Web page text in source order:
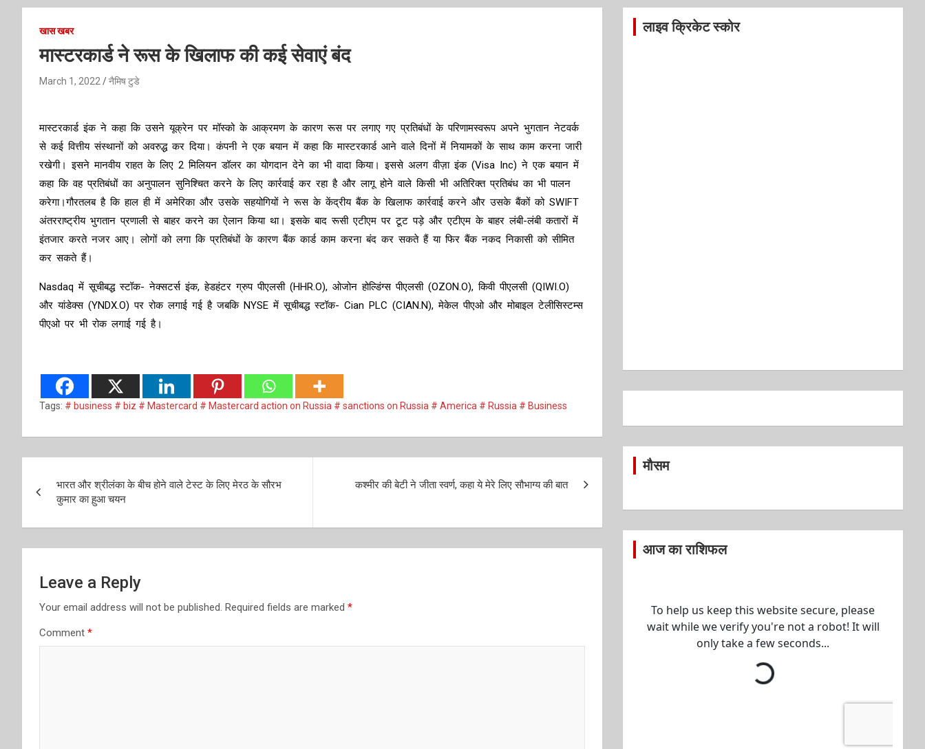
खास खबर
मास्टरकार्ड ने रूस के खिलाफ की कई सेवाएं बंद
March 1, 2022 नैमिष टुडे
मास्टरकार्ड इंक ने कहा कि उसने यूक्रेन पर मॉस्को के आक्रमण के कारण रूस पर लगाए गए प्रतिबंधों के परिणामस्वरूप अपने भुगतान नेटवर्क
से कई वित्तीय संस्थानों को अवरुद्ध कर दिया। कंपनी ने एक बयान में कहा कि मास्टरकार्ड आने वाले दिनों में नियामकों के साथ काम करना जारी
रखेगी। इसने मानवीय राहत के लिए 2 मिलियन डॉलर का योगदान देने का भी वादा किया। इससे अलग वीज़ा इंक (Visa Inc) ने एक बयान में
कहा कि वह प्रतिबंधों का अनुपालन सुनिश्चित करने के लिए कार्रवाई कर रहा है और लागू होने वाले किसी भी अतिरिक्त प्रतिबंध का भी पालन
करेगा।गौरतलब है कि हाल ही में अमेरिका और उसके सहयोगियों ने रूस के केंद्रीय बैंक के खिलाफ कार्रवाई करने और उसके बैंकों को SWIFT
अंतरराष्ट्रीय भुगतान प्रणाली से बाहर करने का ऐलान किया था। इसके बाद रूसी एटीएम पर टूट पड़े और एटीएम के बाहर लंबी-लंबी कतारों में
इंतजार करते नजर आए। लोगों को लगा कि प्रतिबंधों के कारण बैंक कार्ड काम करना बंद कर सकते हैं या फिर बैंक नकद निकासी को सीमित
कर सकते हैं।
Nasdaq में सूचीबद्ध स्टॉक- नेक्सटर्स इंक, हेडहंटर ग्रुप पीएलसी (HHR.O), ओजोन होल्डिंग्स पीएलसी (OZON.O), किवी पीएलसी (QIWI.O)
और यांडेक्स (YNDX.O) पर रोक लगाई गई है जबकि NYSE में सूचीबद्ध स्टॉक- Cian PLC (CIAN.N), मेकेल पीएओ और मोबाइल टेलीसिस्टम्स
पीएओ पर भी रोक लगाई गई है।
Tags: # business # biz # Mastercard # Mastercard action on Russia # sanctions on Russia # America # Russia # Business
navigation
भारत और श्रीलंका के बीच होने वाले टेस्ट के लिए मेरठ के सौरभ
कुमार का ह़ुआ चयन
कश्मीर की बेटी ने जीता स्वर्ण, कहा ये मेरे लिए सौभाग्य की बात
Leave a Reply
Your email address will not be published. Required fields are marked *
Comment *
लाइव क्रिकेट स्कोर
मौसम
आज का राशिफल